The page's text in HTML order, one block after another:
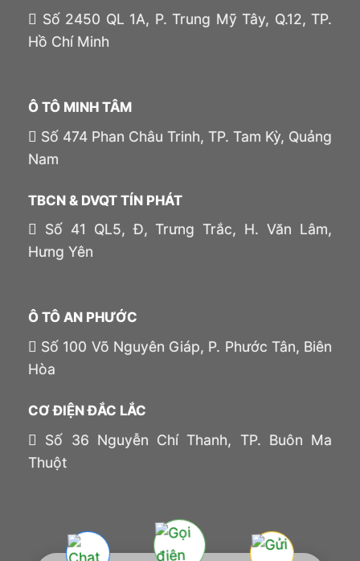
Số 2450 QL 1A, P. Trung Mỹ Tây, Q.12, TP.
Hồ Chí Minh
Ô TÔ MINH TÂM
Số 474 Phan Châu Trinh, TP. Tam Kỳ, Quảng
Nam
TBCN & DVQT TÍN PHÁT
Số 41 QL5, Đ, Trưng Trắc, H. Văn Lâm,
Hưng Yên
Ô TÔ AN PHƯỚC
Số 100 Võ Nguyên Giáp, P. Phước Tân, Biên
Hòa
CƠ ĐIỆN ĐẮC LẮC
Số 36 Nguyễn Chí Thanh, TP. Buôn Ma
Thuột